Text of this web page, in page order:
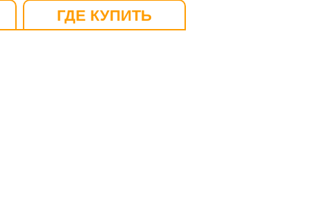
ГДЕ КУПИТЬ